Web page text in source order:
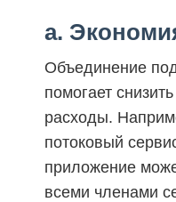
a.
Объединение
помогает
расходы.
потоковый
приложение
всеми членами